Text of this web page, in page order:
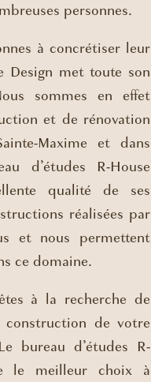
personnes.
à concrétiser leur
Design met toute son
sommes en effet
et de rénovation
Maxime et dans
d’études R-House
qualité de ses
réalisées par
et nous permettent
ce domaine.
à la recherche de
construction de votre
bureau d’études R-
le meilleur choix à